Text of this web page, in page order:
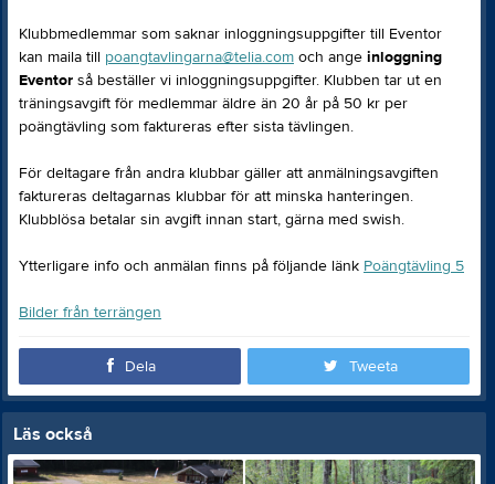
Klubbmedlemmar som saknar inloggningsuppgifter till Eventor
kan maila till poangtavlingarna@telia.com och ange inloggning
Eventor så beställer vi inloggningsuppgifter. Klubben tar ut en
träningsavgift för medlemmar äldre än 20 år på 50 kr per
poängtävling som faktureras efter sista tävlingen.
För deltagare från andra klubbar gäller att anmälningsavgiften
faktureras deltagarnas klubbar för att minska hanteringen.
Klubblösa betalar sin avgift innan start, gärna med swish.
Ytterligare info och anmälan finns på följande länk Poängtävling 5
Bilder från terrängen
Dela Tweeta
Läs också